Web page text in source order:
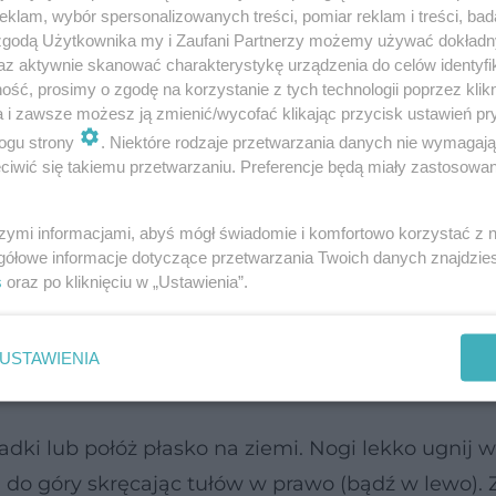
skośne nie sprawią, że spalisz tłuszcz z
które podkręcą metabolizm – najlepiej do
początkujących) i treningi interwałowe
(dla
tylko uzupełnieniem, ale bardzo ważnym,
unikniesz efektu zwiotczałej skóry po
którym wymodelujesz swój brzuch i talię.
w górę po skosie
mającym problemy z kręgosłupem.
lub połóż płasko na ziemi. Nogi lekko ugnij w
góry skręcając tułów w prawo (bądź w lewo).
wybór spersonalizowanych treści, pomiar reklam i treści,
Użytkownika my i Zaufani Partnerzy możemy używać
aktywnie skanować charakterystykę urządzenia do celów
prosimy o zgodę na korzystanie z tych technologii poprzez
i zawsze możesz ją zmienić/wycofać klikając przycisk ustawień
strony
. Niektóre rodzaje przetwarzania danych nie
się takiemu przetwarzaniu. Preferencje będą miały
informacjami, abyś mógł świadomie i komfortowo korzystać z
informacje dotyczące przetwarzania Twoich danych
oraz po kliknięciu w „Ustawienia”.
USTAWIENIA